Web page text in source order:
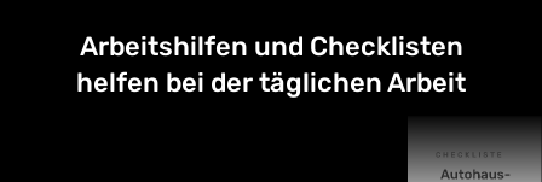
Arbeitshilfen und Checklisten
helfen bei der täglichen Arbeit